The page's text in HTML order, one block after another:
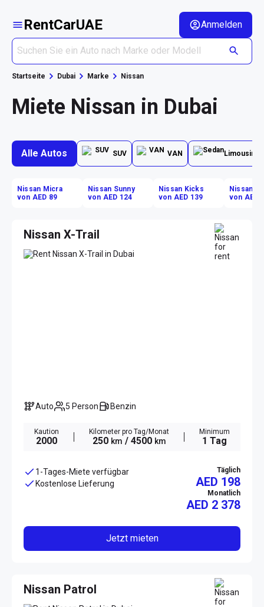
RentCarUAE Anmelden
Startseite Dubai Marke Nissan
Miete Nissan in Dubai
Alle Autos SUV VAN Limousine
Nissan Micra
von AED 89
Nissan Sunny
von AED 124
Nissan Kicks
von AED 139
Nissan
von AED
Nissan X-Trail
Auto 5 Person Benzin
Kaution
2000
Kilometer pro Tag/Monat
250 km / 4500 km
Minimum
1 Tag
1-Tages-Miete verfügbar
Kostenlose Lieferung
Täglich
AED 198
Monatlich
AED 2 378
Jetzt mieten
Nissan Patrol